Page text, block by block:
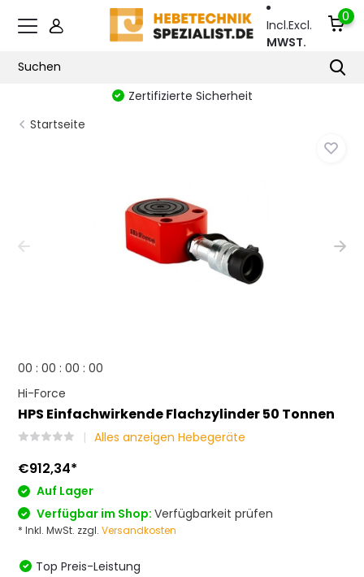
Incl.Excl.
MWST.
0
Zertifizierte Sicherheit
Startseite
00 :00 :00 :00
Hi-Force
HPS Einfachwirkende Flachzylinder 50 Tonnen
Alles anzeigen Hebegeräte
€912,34*
Auf Lager
Verfügbar im Shop:Verfügbarkeit prüfen
* Inkl. MwSt. zzgl.Versandkosten
Top Preis-Leistung